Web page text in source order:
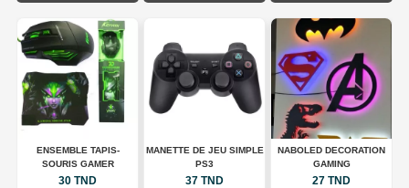
ENSEMBLE TAPIS-
SOURIS GAMER
30 TND
MANETTE DE JEU SIMPLE
PS3
37 TND
NABOLED DECORATION
GAMING
27 TND